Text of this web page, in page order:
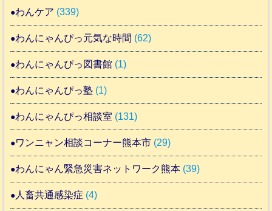
わんケア (339)
わんにゃんぴっ元気な時間 (62)
わんにゃんぴっ図書館 (1)
わんにゃんぴっ塾 (1)
わんにゃんぴっ相談室 (131)
ワンニャン相談コーナー熊本市 (29)
わんにゃん緊急災害ネットワーク熊本 (39)
人畜共通感染症 (4)